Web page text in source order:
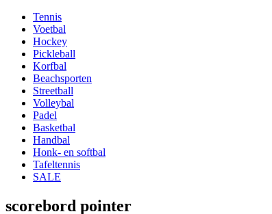
Tennis
Voetbal
Hockey
Pickleball
Korfbal
Beachsporten
Streetball
Volleybal
Padel
Basketbal
Handbal
Honk- en softbal
Tafeltennis
SALE
scorebord pointer